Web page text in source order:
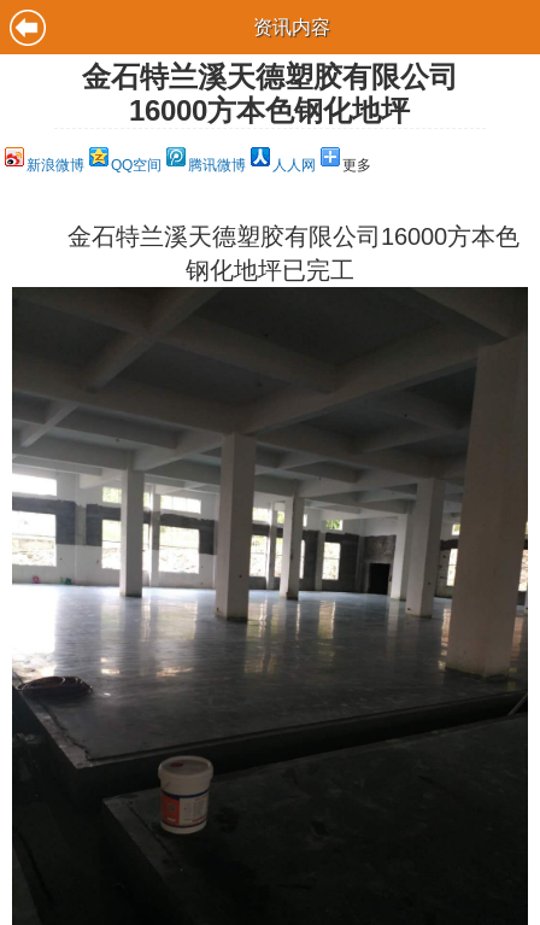
资讯内容
金石特兰溪天德塑胶有限公司
16000方本色钢化地坪
新浪微博 QQ空间 腾讯微博 人人网 更多
金石特兰溪天德塑胶有限公司16000方本色
钢化地坪已完工